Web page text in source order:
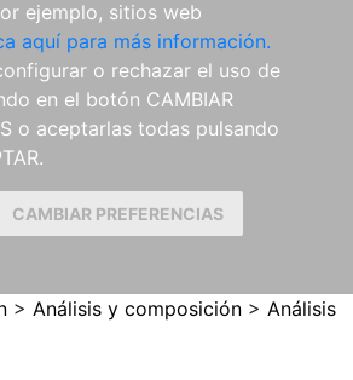
ejemplo, sitios web
aquí para más información.
o rechazar el uso de
en el botón CAMBIAR
o aceptarlas todas pulsando
CAMBIAR PREFERENCIAS
> Análisis y composición > Análisis